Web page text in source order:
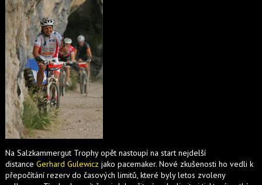
Na Salzkammergut Trophy opět nastoupí na start nejdelší
distance Gerhard Gulewicz jako pacemaker. Nové zkušenosti ho vedli k
přepočítání rezerv do časových limitů, které byly letos zvoleny